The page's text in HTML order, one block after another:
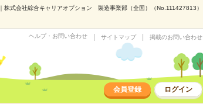
株式会社綜合キャリアオプション 製造事業部（全国）（No.111427813）
ヘルプ・お問い合わせ サイトマップ 掲載のお問い合わせ
会員登録 ログイン